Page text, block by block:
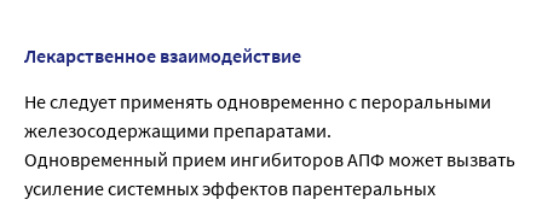
Лекарственное взаимодействие
Не следует применять одновременно с пероральными
железосодержащими препаратами.
Одновременный прием ингибиторов АПФ может вызвать
усиление системных эффектов парентеральных